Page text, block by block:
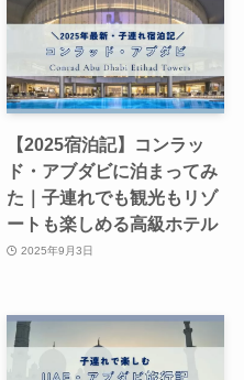
【2025宿泊記】コンラッ
ド・アブダビに泊まってみ
た｜子連れでも観光もリゾ
ートも楽しめる高級ホテル
2025年9月3日